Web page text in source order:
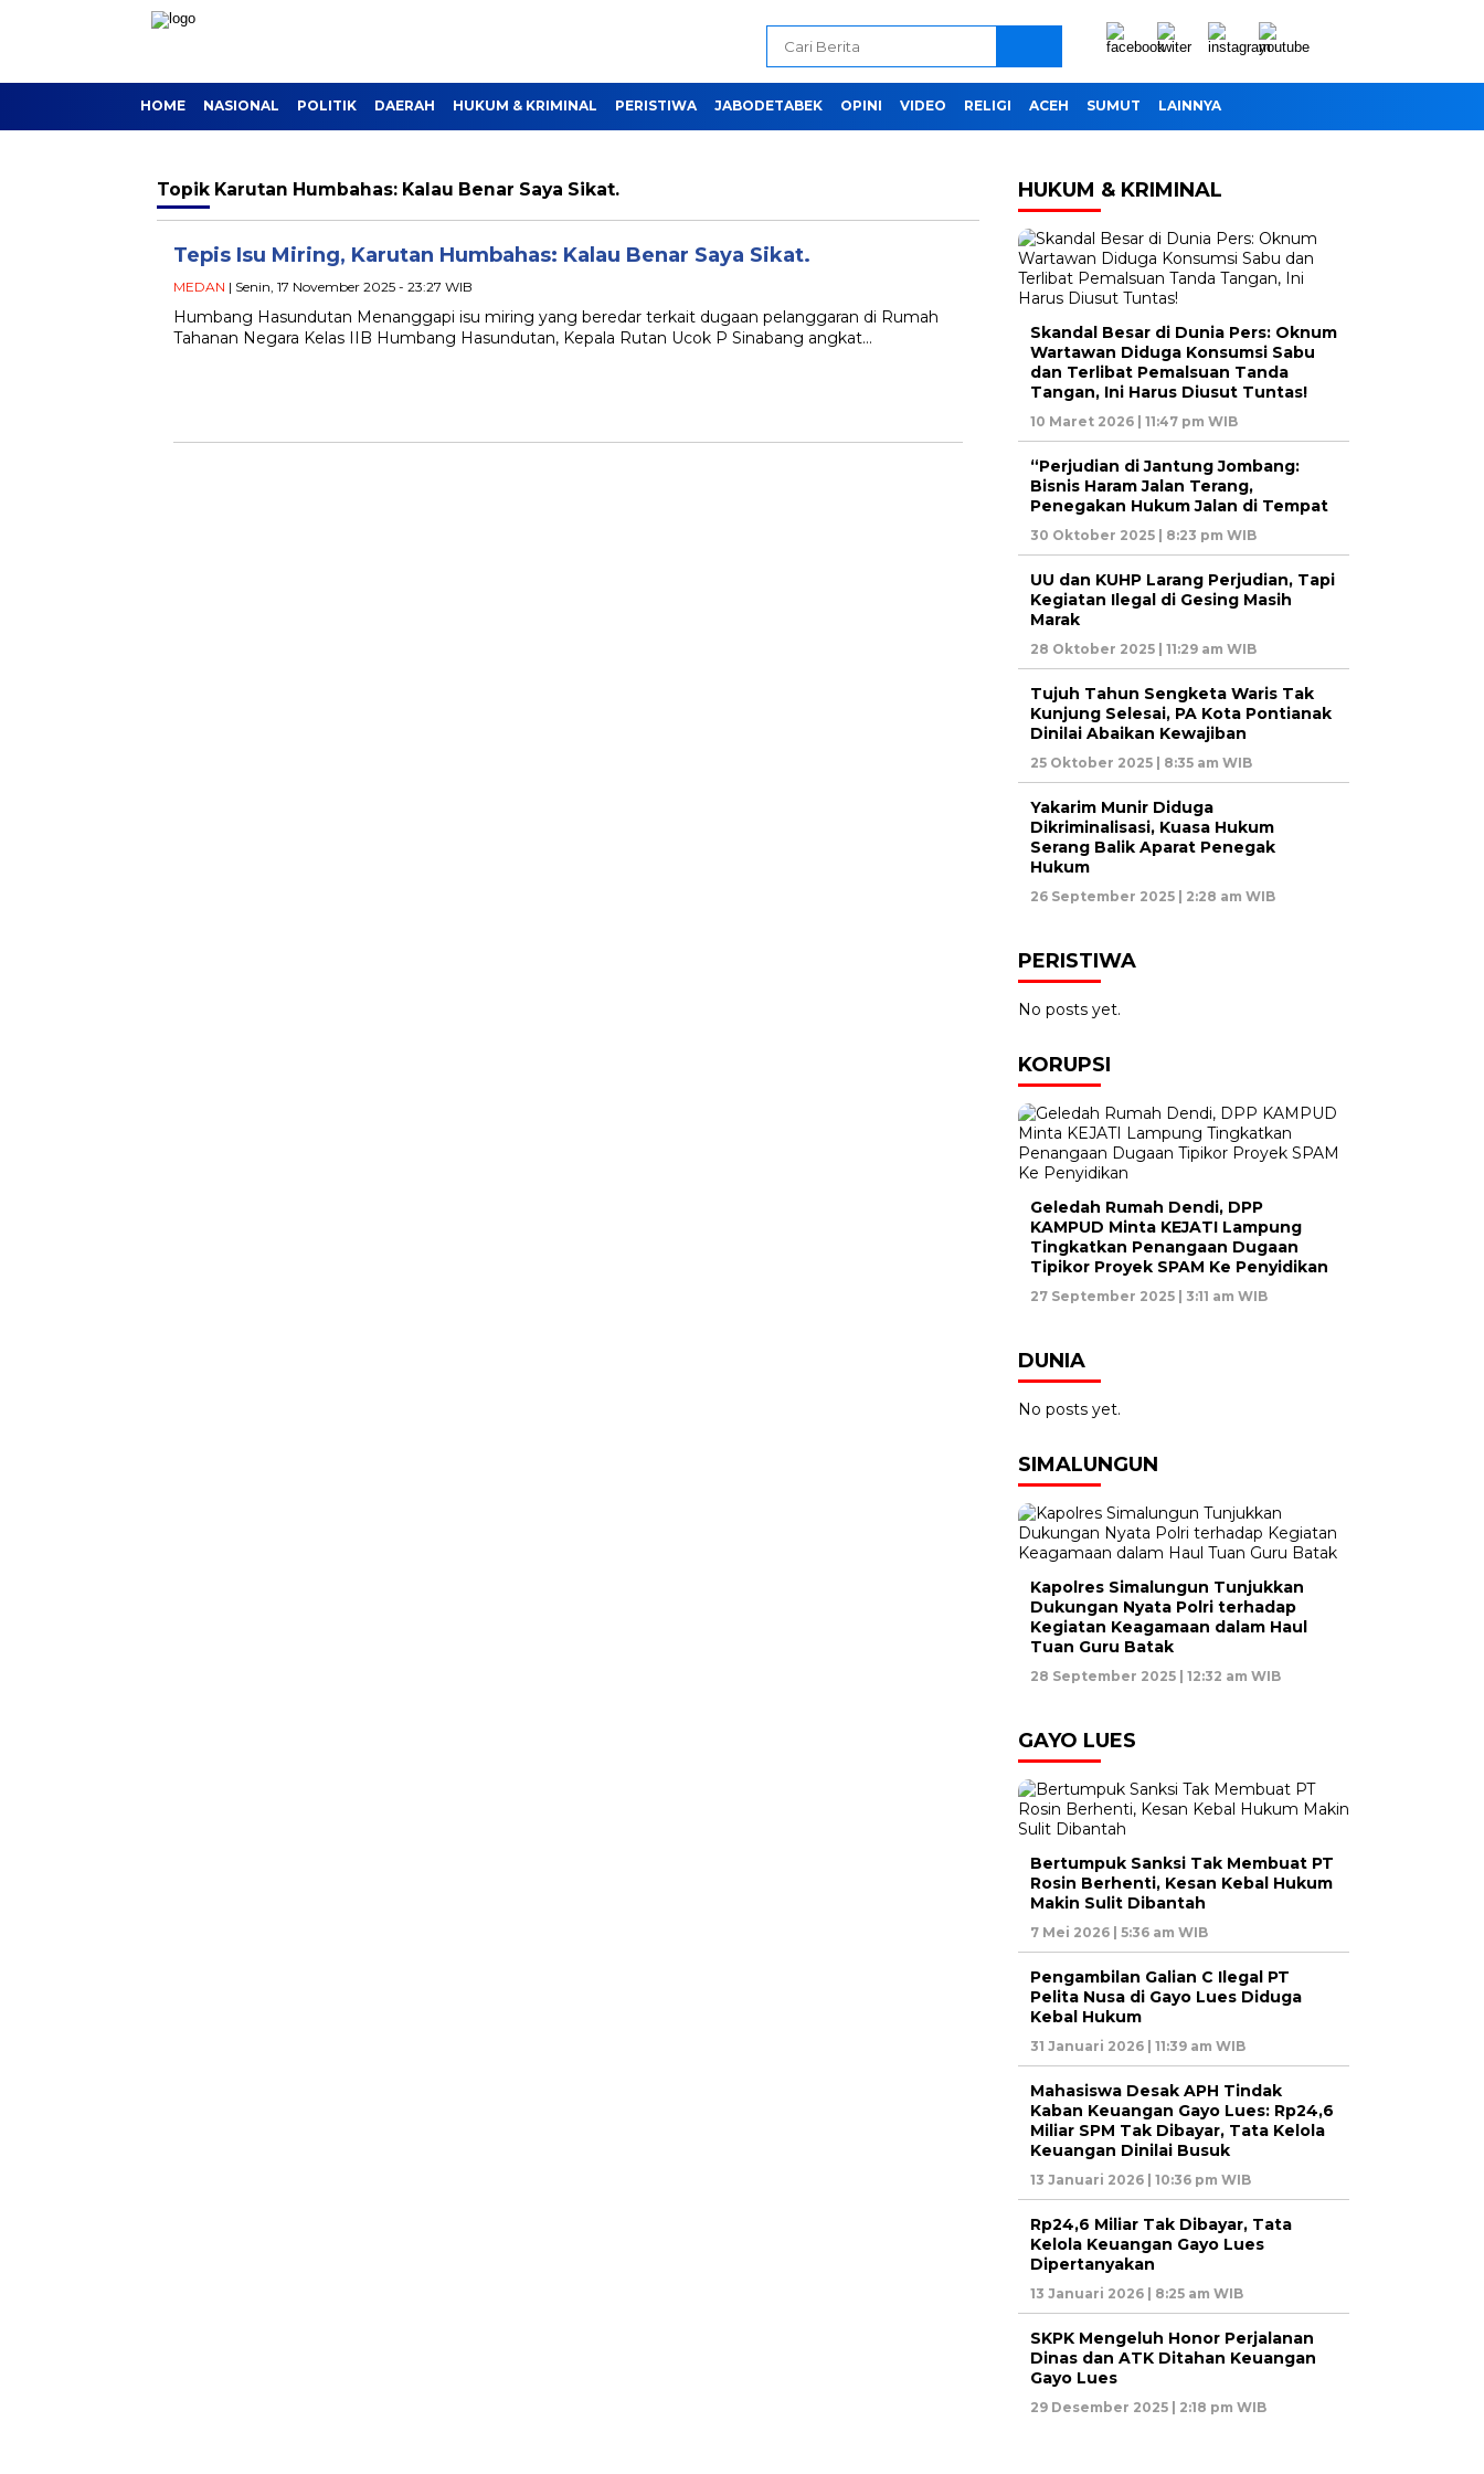
HOME NASIONAL POLITIK DAERAH HUKUM & KRIMINAL PERISTIWA JABODETABEK OPINI VIDEO RELIGI ACEH SUMUT LAINNYA
Topik Karutan Humbahas: Kalau Benar Saya Sikat.
Tepis Isu Miring, Karutan Humbahas: Kalau Benar Saya Sikat.
MEDAN | Senin, 17 November 2025 - 23:27 WIB
Humbang Hasundutan Menanggapi isu miring yang beredar terkait dugaan pelanggaran di Rumah
Tahanan Negara Kelas IIB Humbang Hasundutan, Kepala Rutan Ucok P Sinabang angkat…
HUKUM & KRIMINAL
Skandal Besar di Dunia Pers: Oknum
Wartawan Diduga Konsumsi Sabu
dan Terlibat Pemalsuan Tanda
Tangan, Ini Harus Diusut Tuntas!
10 Maret 2026 | 11:47 pm WIB
“Perjudian di Jantung Jombang:
Bisnis Haram Jalan Terang,
Penegakan Hukum Jalan di Tempat
30 Oktober 2025 | 8:23 pm WIB
UU dan KUHP Larang Perjudian, Tapi
Kegiatan Ilegal di Gesing Masih
Marak
28 Oktober 2025 | 11:29 am WIB
Tujuh Tahun Sengketa Waris Tak
Kunjung Selesai, PA Kota Pontianak
Dinilai Abaikan Kewajiban
25 Oktober 2025 | 8:35 am WIB
Yakarim Munir Diduga
Dikriminalisasi, Kuasa Hukum
Serang Balik Aparat Penegak
Hukum
26 September 2025 | 2:28 am WIB
PERISTIWA
No posts yet.
KORUPSI
Geledah Rumah Dendi, DPP
KAMPUD Minta KEJATI Lampung
Tingkatkan Penangaan Dugaan
Tipikor Proyek SPAM Ke Penyidikan
27 September 2025 | 3:11 am WIB
DUNIA
No posts yet.
SIMALUNGUN
Kapolres Simalungun Tunjukkan
Dukungan Nyata Polri terhadap
Kegiatan Keagamaan dalam Haul
Tuan Guru Batak
28 September 2025 | 12:32 am WIB
GAYO LUES
Bertumpuk Sanksi Tak Membuat PT
Rosin Berhenti, Kesan Kebal Hukum
Makin Sulit Dibantah
7 Mei 2026 | 5:36 am WIB
Pengambilan Galian C Ilegal PT
Pelita Nusa di Gayo Lues Diduga
Kebal Hukum
31 Januari 2026 | 11:39 am WIB
Mahasiswa Desak APH Tindak
Kaban Keuangan Gayo Lues: Rp24,6
Miliar SPM Tak Dibayar, Tata Kelola
Keuangan Dinilai Busuk
13 Januari 2026 | 10:36 pm WIB
Rp24,6 Miliar Tak Dibayar, Tata
Kelola Keuangan Gayo Lues
Dipertanyakan
13 Januari 2026 | 8:25 am WIB
SKPK Mengeluh Honor Perjalanan
Dinas dan ATK Ditahan Keuangan
Gayo Lues
29 Desember 2025 | 2:18 pm WIB